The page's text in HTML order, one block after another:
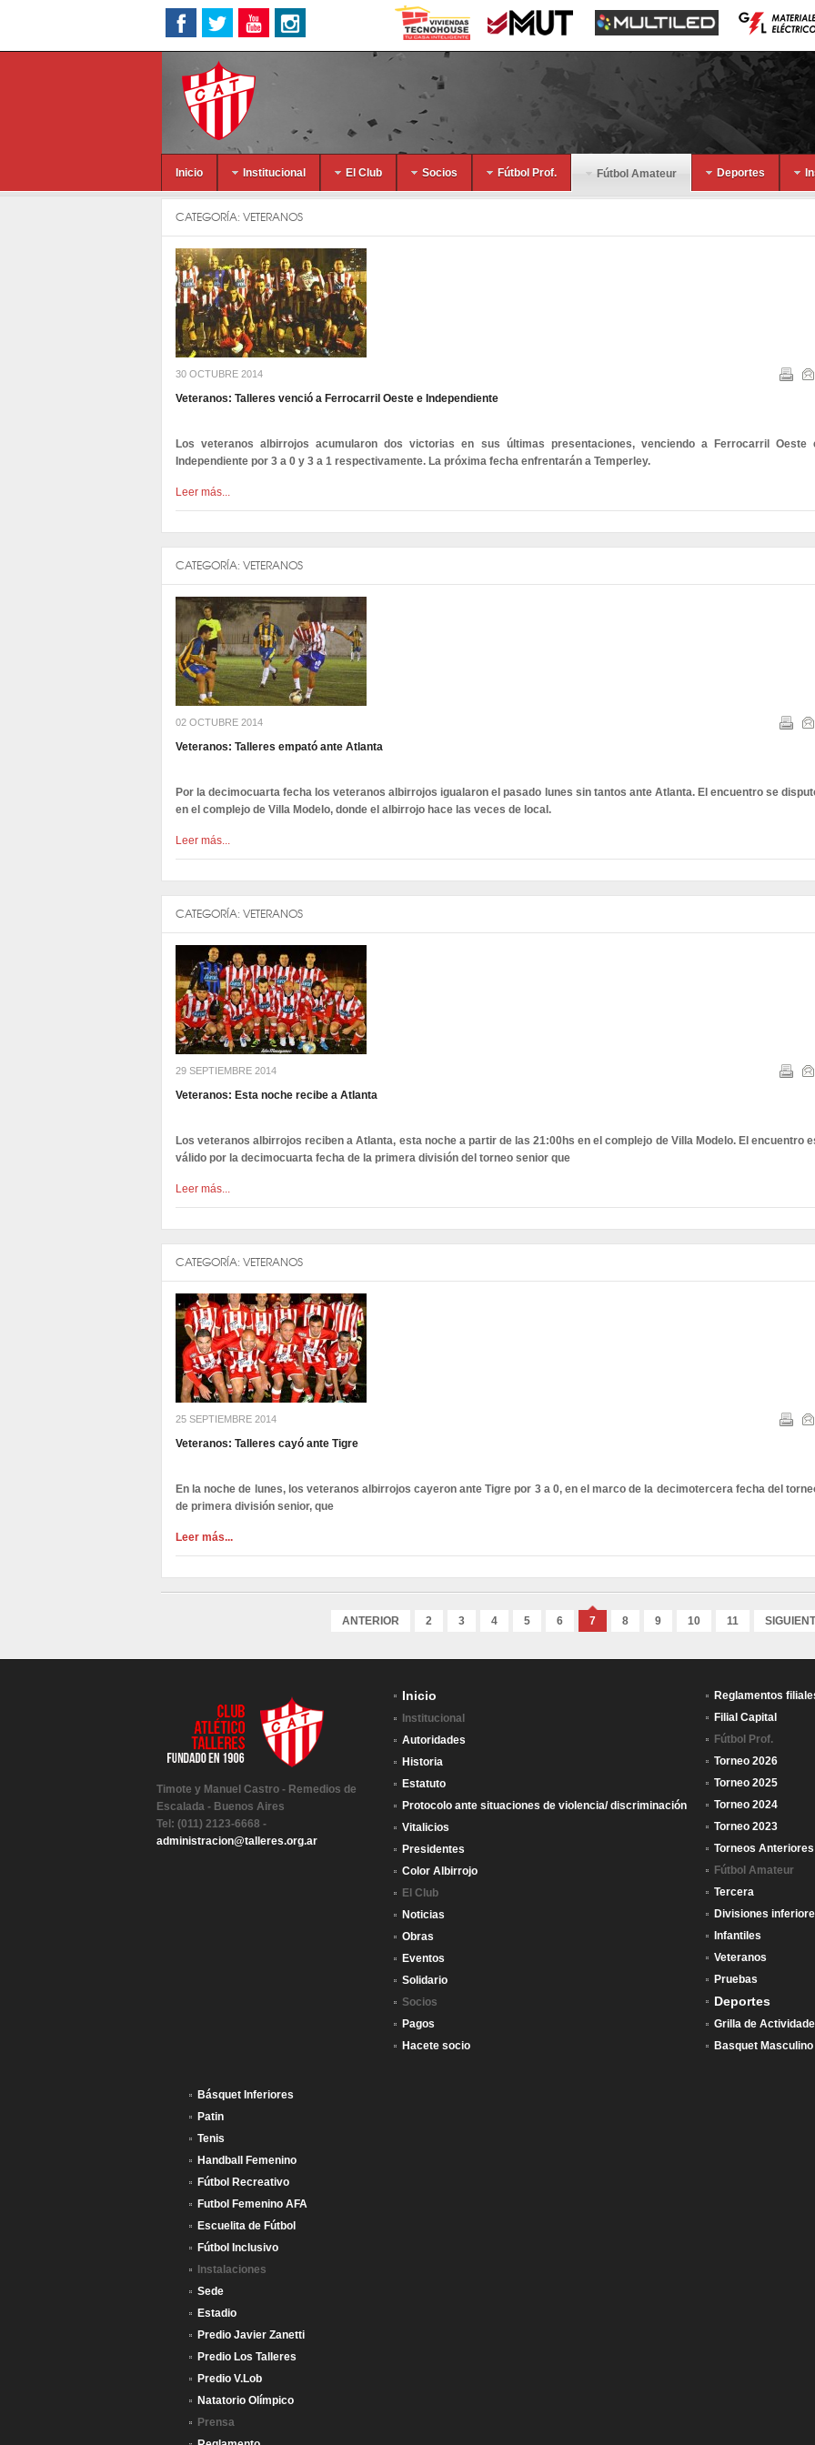
Inicio Institucional El Club Socios Fútbol Prof. Fútbol Amateur Deportes
CATEGORÍA: VETERANOS
30 OCTUBRE 2014
Veteranos: Talleres venció a Ferrocarril Oeste e Independiente
Los veteranos albirrojos acumularon dos victorias en sus últimas presentaciones, venciendo a Ferrocarril Oeste
Independiente por 3 a 0 y 3 a 1 respectivamente. La próxima fecha enfrentarán a Temperley.
Leer más...
CATEGORÍA: VETERANOS
02 OCTUBRE 2014
Veteranos: Talleres empató ante Atlanta
Por la decimocuarta fecha los veteranos albirrojos igualaron el pasado lunes sin tantos ante Atlanta. El encuentro se
en el complejo de Villa Modelo, donde el albirrojo hace las veces de local.
Leer más...
CATEGORÍA: VETERANOS
29 SEPTIEMBRE 2014
Veteranos: Esta noche recibe a Atlanta
Los veteranos albirrojos reciben a Atlanta, esta noche a partir de las 21:00hs en el complejo de Villa Modelo. El encuentro
válido por la decimocuarta fecha de la primera división del torneo senior que
Leer más...
CATEGORÍA: VETERANOS
25 SEPTIEMBRE 2014
Veteranos: Talleres cayó ante Tigre
En la noche de lunes, los veteranos albirrojos cayeron ante Tigre por 3 a 0, en el marco de la decimotercera fecha del
de primera división senior, que
Leer más...
ANTERIOR 2 3 4 5 6 7 8 9 10 11
Timote y Manuel Castro - Remedios de
Escalada - Buenos Aires
Tel: (011) 2123-6668 -
administracion@talleres.org.ar
Inicio
Institucional
Autoridades
Historia
Estatuto
Protocolo ante situaciones de violencia/ discriminación
Vitalicios
Presidentes
Color Albirrojo
El Club
Noticias
Obras
Eventos
Solidario
Socios
Pagos
Hacete socio
Reglamentos
Filial Capital
Fútbol Prof.
Torneo 2026
Torneo 2025
Torneo 2024
Torneo 2023
Torneos Anteriores
Fútbol Amateur
Tercera
Divisiones
Infantiles
Veteranos
Pruebas
Deportes
Grilla de
Basquet Masculino
Básquet Inferiores
Patin
Tenis
Handball Femenino
Fútbol Recreativo
Futbol Femenino AFA
Escuelita de Fútbol
Fútbol Inclusivo
Instalaciones
Sede
Estadio
Predio Javier Zanetti
Predio Los Talleres
Predio V.Lob
Natatorio Olímpico
Prensa